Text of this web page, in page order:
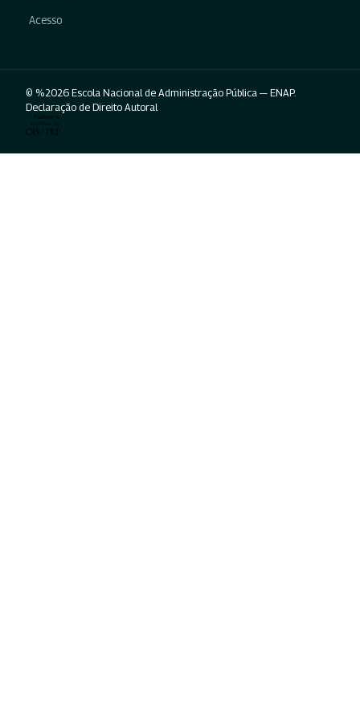
Acesso
© %2026 Escola Nacional de Administração Pública — ENAP.
Declaração de Direito Autoral